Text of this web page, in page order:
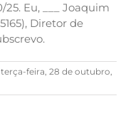
Eu, ___ Joaquim
Diretor de
terça-feira, 28 de outubro,